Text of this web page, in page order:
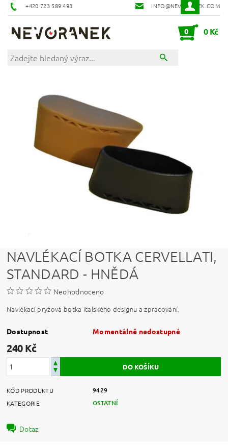
+420 723 589 493 INFO@NEVORANEK.COM
0 0 Kč
NAVLÉKACÍ BOTKA CERVELLATI,
STANDARD - HNĚDÁ
Neohodnoceno
Navlékací pryžová botka italského designu a zpracování.
Dostupnost Momentálně nedostupné
240 Kč
KÓD PRODUKTU 9429
KATEGORIE OSTATNÍ
Dotaz